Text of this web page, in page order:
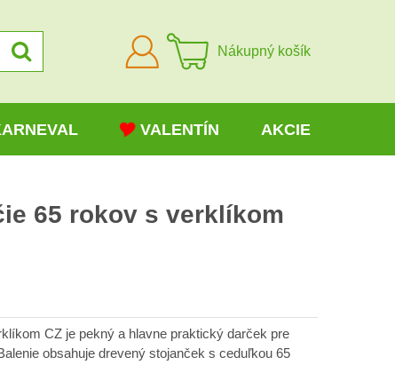
Prihlásiť
sa
Nákupný košík
VALENTÍN AKCIE
65 rokov s verklíkom
CZ je pekný a hlavne praktický darček pre
obsahuje drevený stojanček s ceduľkou 65